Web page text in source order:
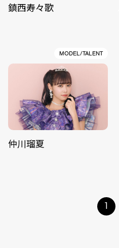
鎮西寿々歌
MODEL/TALENT
仲川瑠夏
1